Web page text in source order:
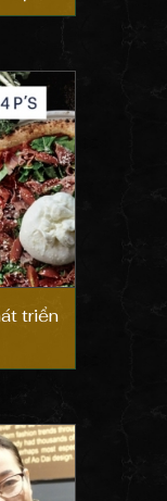
triển